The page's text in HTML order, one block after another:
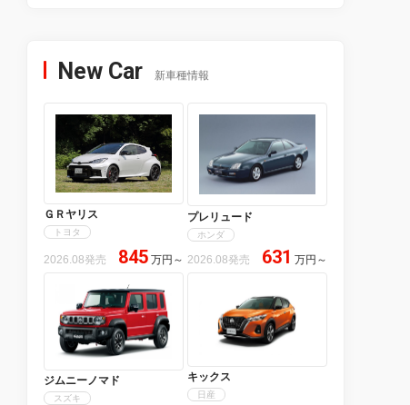
New Car 新車種情報
ＧＲヤリス
トヨタ
2026.08発売 845 万円 ～
プレリュード
ホンダ
2026.08発売 631 万円 ～
ジムニーノマド
スズキ
キックス
日産